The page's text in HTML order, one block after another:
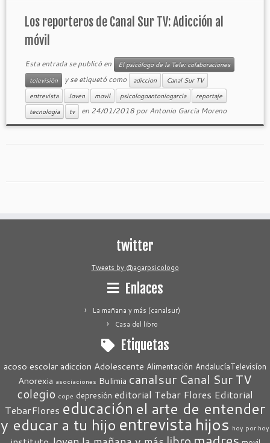
Los reporteros de Canal Sur TV: Adicción al
móvil
Esta entrada se publicó en
El psicólogo de la Tele: colaboraciones
televisión
y se etiquetó como adiccion
Canal Sur TV
entrevista
Joven movil psicologoantoniogarcia
reportaje
tecnologia
tv en 24/01/2018 porAntonio García Moreno
twitter
Tweets by @agarpsicologo
Enlaces
La mañana y más (canalsur)
Casa del libro
Etiquetas
acoso escolar adiccion Adolescente Alimentación AndalucíaTelevisíon
Anorexia asociaciones Bulimia canalsur Canal Sur TV
colegio cope depresión editorial Tebar Flores Editorial
TebarFlores educación el arte de entender
y educar a tu hijo entrevista hijos hoy por hoy